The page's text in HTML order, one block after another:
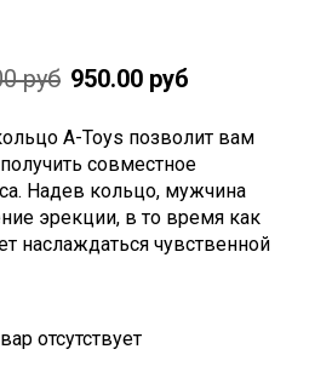
руб 950.00 руб
А-Toys позволит вам
совместное
Надев кольцо, мужчина
эрекции, в то время как
наслаждаться чувственной
отсутствует